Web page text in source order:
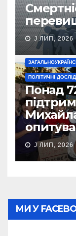
J ЛИП, 2026
ПОЛІТИЧНІ
Понад
J ЛИП, 2026
МИ У